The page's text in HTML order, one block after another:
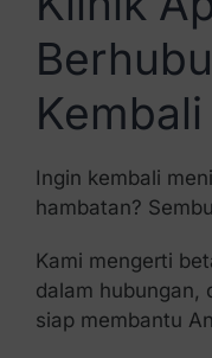
Kembali
Ingin kembali
hambatan?
Kami mengerti
dalam hubungan,
siap membantu